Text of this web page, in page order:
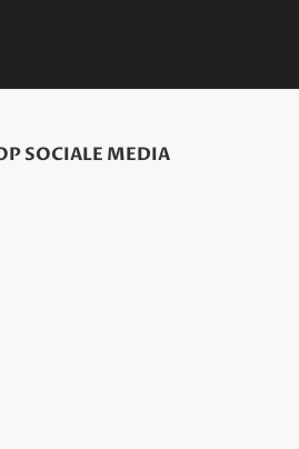
SOCIALE MEDIA